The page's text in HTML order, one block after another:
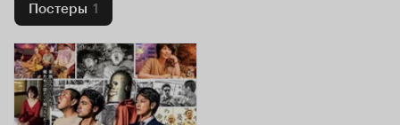
Постеры 1